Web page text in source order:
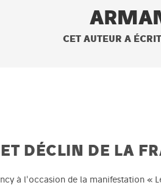
CET AUTEUR A
DÉCLIN DE LA
à l'occasion de la manifestation «